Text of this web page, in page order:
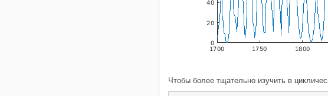
Чтобы более тщательно изучить в